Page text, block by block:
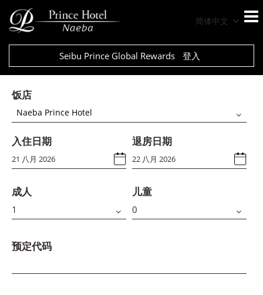
简体中文
Seibu Prince Global Rewards 登入
饭店
Naeba Prince Hotel
入住日期 退房日期
成人 儿童
预定代码